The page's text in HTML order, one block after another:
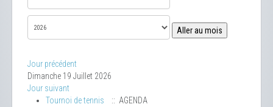
Aller au mois
Jour précédent
Dimanche 19 Juillet 2026
Jour suivant
Tournoi de tennis
:: AGENDA